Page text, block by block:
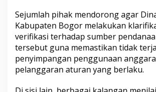
Sejumlah pihak mendorong agar
Kabupaten Bogor melakukan
verifikasi terhadap sumber
tersebut guna memastikan tidak
penyimpangan penggunaan
pelanggaran aturan yang berlaku.